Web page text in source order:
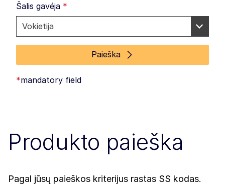
Šalis gavéja *
Paieška
*mandatory field
Produkto paieška
Pagal jūsų paieškos kriterijus rastas SS kodas.